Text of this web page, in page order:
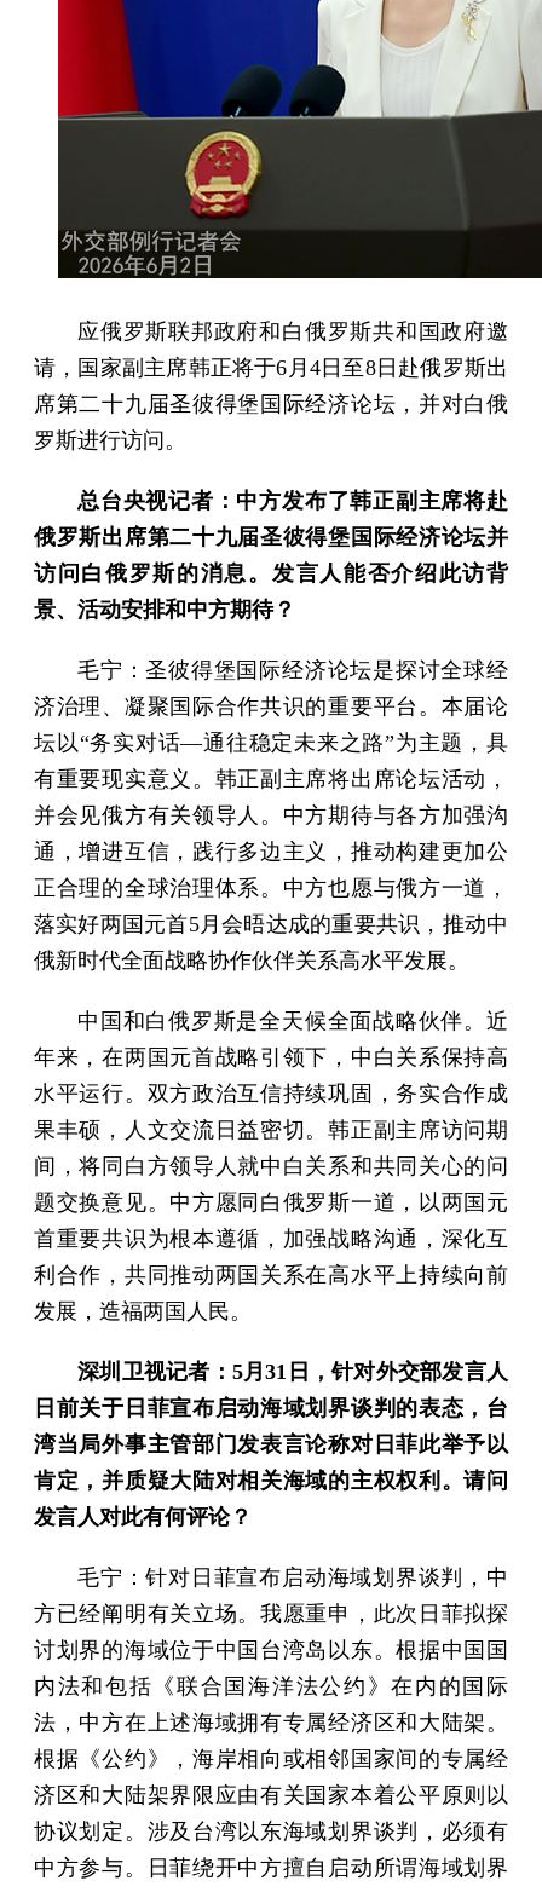
应俄罗斯联邦政府和白俄罗斯共和国政府邀
请，国家副主席韩正将于6月4日至8日赴俄罗斯出
席第二十九届圣彼得堡国际经济论坛，并对白俄
罗斯进行访问。
总台央视记者：中方发布了韩正副主席将赴
俄罗斯出席第二十九届圣彼得堡国际经济论坛并
访问白俄罗斯的消息。发言人能否介绍此访背
景、活动安排和中方期待？
毛宁：圣彼得堡国际经济论坛是探讨全球经
济治理、凝聚国际合作共识的重要平台。本届论
坛以“务实对话—通往稳定未来之路”为主题，具
有重要现实意义。韩正副主席将出席论坛活动，
并会见俄方有关领导人。中方期待与各方加强沟
通，增进互信，践行多边主义，推动构建更加公
正合理的全球治理体系。中方也愿与俄方一道，
落实好两国元首5月会晤达成的重要共识，推动中
俄新时代全面战略协作伙伴关系高水平发展。
中国和白俄罗斯是全天候全面战略伙伴。近
年来，在两国元首战略引领下，中白关系保持高
水平运行。双方政治互信持续巩固，务实合作成
果丰硕，人文交流日益密切。韩正副主席访问期
间，将同白方领导人就中白关系和共同关心的问
题交换意见。中方愿同白俄罗斯一道，以两国元
首重要共识为根本遵循，加强战略沟通，深化互
利合作，共同推动两国关系在高水平上持续向前
发展，造福两国人民。
深圳卫视记者：5月31日，针对外交部发言人
日前关于日菲宣布启动海域划界谈判的表态，台
湾当局外事主管部门发表言论称对日菲此举予以
肯定，并质疑大陆对相关海域的主权权利。请问
发言人对此有何评论？
毛宁：针对日菲宣布启动海域划界谈判，中
方已经阐明有关立场。我愿重申，此次日菲拟探
讨划界的海域位于中国台湾岛以东。根据中国国
内法和包括《联合国海洋法公约》在内的国际
法，中方在上述海域拥有专属经济区和大陆架。
根据《公约》，海岸相向或相邻国家间的专属经
济区和大陆架界限应由有关国家本着公平原则以
协议划定。涉及台湾以东海域划界谈判，必须有
中方参与。日菲绕开中方擅自启动所谓海域划界